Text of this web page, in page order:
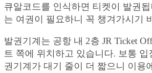
큐알코드를 인식하면 티켓이 발권됩
는 여권이 필요하니 꼭 챙겨가시기
발권기계는 공항 내 2층 JR Ticket
트 쪽에 위치하고 있습니다. 보통 입
권기계가 대기 줄이 더 짧으니 이용